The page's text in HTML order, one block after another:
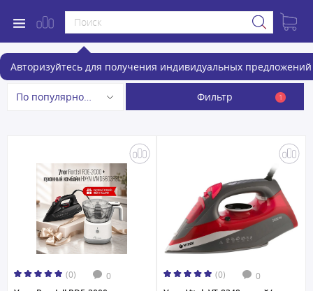
Авторизуйтесь для получения индивидуальных предложений
Утюги
По популярности Фильтр 1
(0) 0 (0) 0